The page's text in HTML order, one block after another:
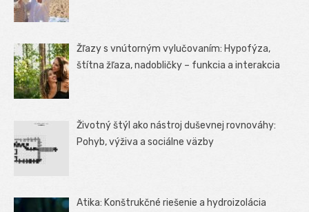
Žľazy s vnútorným vylučovaním: Hypofýza,
štítna žľaza, nadobličky – funkcia a interakcia
Životný štýl ako nástroj duševnej rovnováhy:
Pohyb, výživa a sociálne väzby
Atika: Konštrukčné riešenie a hydroizolácia